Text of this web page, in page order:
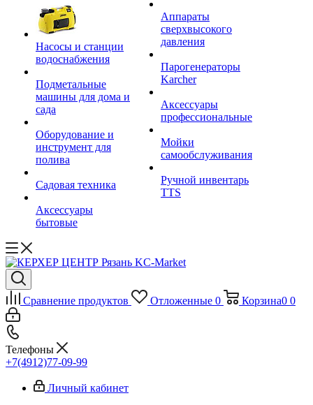
Насосы и станции
водоснабжения
Подметальные
машины для дома и
сада
Оборудование и
инструмент для
полива
Садовая техника
Аксессуары
бытовые
Аппараты
сверхвысокого
давления
Парогенераторы
Karcher
Аксессуары
профессиональные
Мойки
самообслуживания
Ручной инвентарь
TTS
Сравнение продуктов Отложенные 0 Корзина0 0
Телефоны
+7(4912)77-09-99
Личный кабинет